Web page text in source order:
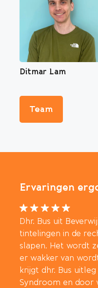
Ditmar Lam
Team
Ervaringen
Dhr. Bus uit
tintelingen in de
slapen. Het wordt
er wakker van
krijgt dhr. Bus
Syndroom en door